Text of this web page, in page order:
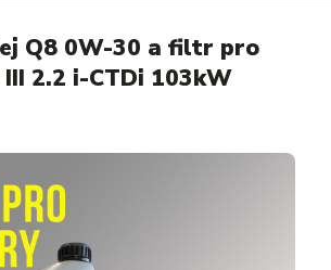
Q8 0W-30 a filtr pro
III 2.2 i-CTDi 103kW